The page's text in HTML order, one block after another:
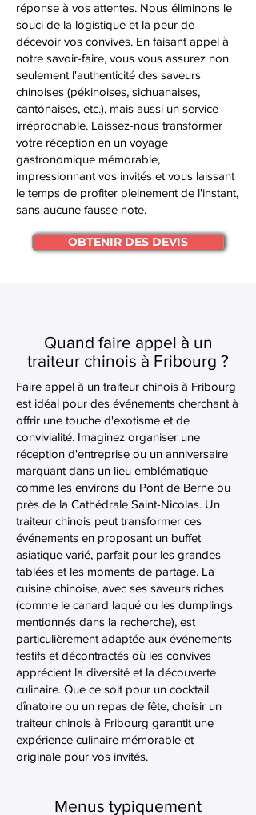
réponse à vos attentes. Nous éliminons le
souci de la logistique et la peur de
décevoir vos convives. En faisant appel à
notre savoir-faire, vous vous assurez non
seulement l'authenticité des saveurs
chinoises (pékinoises, sichuanaises,
cantonaises, etc.), mais aussi un service
irréprochable. Laissez-nous transformer
votre réception en un voyage
gastronomique mémorable,
impressionnant vos invités et vous laissant
le temps de profiter pleinement de l'instant,
sans aucune fausse note.
OBTENIR DES DEVIS
Quand faire appel à un
traiteur chinois à Fribourg ?
Faire appel à un traiteur chinois à Fribourg
est idéal pour des événements cherchant à
offrir une touche d'exotisme et de
convivialité. Imaginez organiser une
réception d'entreprise ou un anniversaire
marquant dans un lieu emblématique
comme les environs du Pont de Berne ou
près de la Cathédrale Saint-Nicolas. Un
traiteur chinois peut transformer ces
événements en proposant un buffet
asiatique varié, parfait pour les grandes
tablées et les moments de partage. La
cuisine chinoise, avec ses saveurs riches
(comme le canard laqué ou les dumplings
mentionnés dans la recherche), est
particulièrement adaptée aux événements
festifs et décontractés où les convives
apprécient la diversité et la découverte
culinaire. Que ce soit pour un cocktail
dînatoire ou un repas de fête, choisir un
traiteur chinois à Fribourg garantit une
expérience culinaire mémorable et
originale pour vos invités.
Menus typiquement